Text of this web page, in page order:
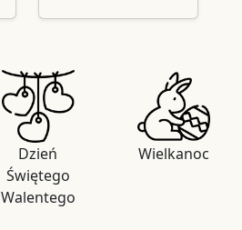
Dzień
Świętego
Walentego
Wielkanoc